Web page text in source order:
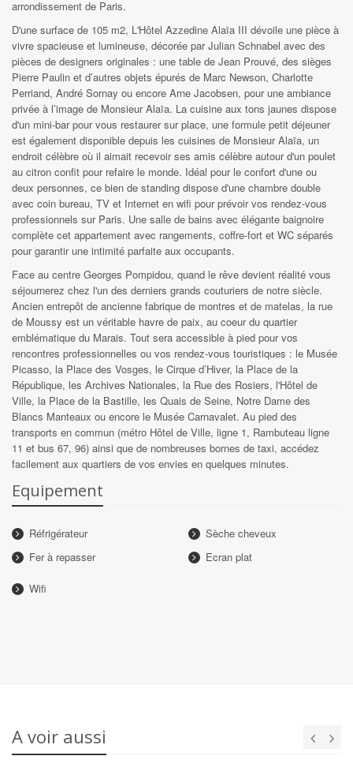
arrondissement de Paris.
D'une surface de 105 m2, L'Hôtel Azzedine Alaïa III dévoile une pièce à
vivre spacieuse et lumineuse, décorée par Julian Schnabel avec des
pièces de designers originales : une table de Jean Prouvé, des sièges
Pierre Paulin et d’autres objets épurés de Marc Newson, Charlotte
Perriand, André Sornay ou encore Arne Jacobsen, pour une ambiance
privée à l’image de Monsieur Alaïa. La cuisine aux tons jaunes dispose
d'un mini-bar pour vous restaurer sur place, une formule petit déjeuner
est également disponible depuis les cuisines de Monsieur Alaïa, un
endroit célèbre où il aimait recevoir ses amis célèbre autour d'un poulet
au citron confit pour refaire le monde. Idéal pour le confort d'une ou
deux personnes, ce bien de standing dispose d'une chambre double
avec coin bureau, TV et Internet en wifi pour prévoir vos rendez-vous
professionnels sur Paris. Une salle de bains avec élégante baignoire
complète cet appartement avec rangements, coffre-fort et WC séparés
pour garantir une intimité parfaite aux occupants.
Face au centre Georges Pompidou, quand le rêve devient réalité vous
séjournerez chez l'un des derniers grands couturiers de notre siècle.
Ancien entrepôt de ancienne fabrique de montres et de matelas, la rue
de Moussy est un véritable havre de paix, au coeur du quartier
emblématique du Marais. Tout sera accessible à pied pour vos
rencontres professionnelles ou vos rendez-vous touristiques : le Musée
Picasso, la Place des Vosges, le Cirque d’Hiver, la Place de la
République, les Archives Nationales, la Rue des Rosiers, l'Hôtel de
Ville, la Place de la Bastille, les Quais de Seine, Notre Dame des
Blancs Manteaux ou encore le Musée Carnavalet. Au pied des
transports en commun (métro Hôtel de Ville, ligne 1, Rambuteau ligne
11 et bus 67, 96) ainsi que de nombreuses bornes de taxi, accédez
facilement aux quartiers de vos envies en quelques minutes.
Equipement
Réfrigérateur
Fer à repasser
Sèche cheveux
Ecran plat
Wifi
A voir aussi